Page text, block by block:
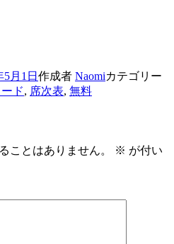
5月1日 作成者 Naomiカテゴリー
ド, 席次表, 無料
ことはありません。 ※ が付い